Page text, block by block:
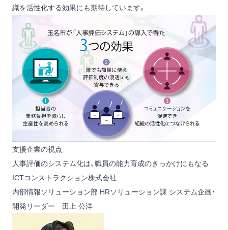
織を活性化する効果にも期待しています。
支援企業の視点
人事評価のシステム化は、職員の能力育成のきっかけにもなる
ICTコンストラクション株式会社
内部情報ソリューション部 HRソリューション課 システム企画・
開発リーダー 田上 公洋